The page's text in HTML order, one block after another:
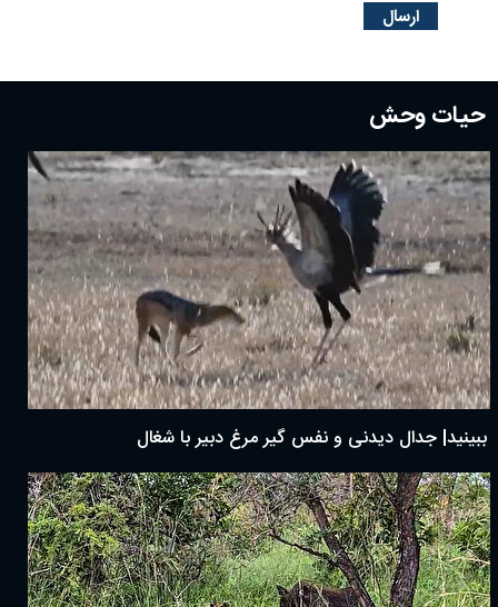
حیات وحش
ببینید| جدال دیدنی و نفس گیر مرغ دبیر با شغال